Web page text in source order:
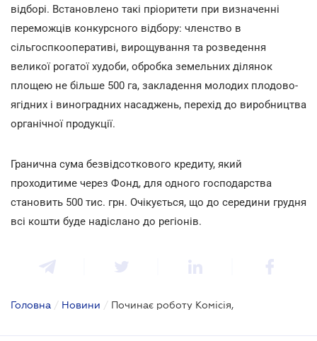
відборі. Встановлено такі пріоритети при визначенні
переможців конкурсного відбору: членство в
сільгоспкооперативі, вирощування та розведення
великої рогатої худоби, обробка земельних ділянок
площею не більше 500 га, закладення молодих плодово-
ягідних і виноградних насаджень, перехід до виробництва
органічної продукції.
Гранична сума безвідсоткового кредиту, який
проходитиме через Фонд, для одного господарства
становить 500 тис. грн. Очікується, що до середини грудня
всі кошти буде надіслано до регіонів.
Головна / Новини / Починає роботу Комісія,